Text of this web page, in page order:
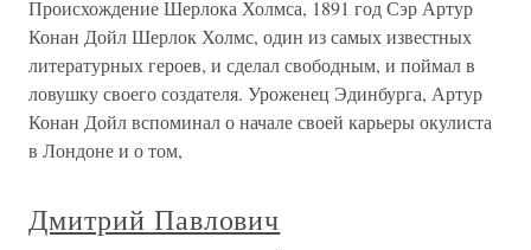
Происхождение Шерлока Холмса, 1891 год Сэр Артур
Конан Дойл Шерлок Холмс, один из самых известных
литературных героев, и сделал свободным, и поймал в
ловушку своего создателя. Уроженец Эдинбурга, Артур
Конан Дойл вспоминал о начале своей карьеры окулиста
в Лондоне и о том,
Дмитрий Павлович